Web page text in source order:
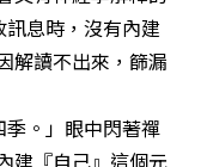
息時，沒有內建
解讀不出來，篩漏
。」眼中閃著禪